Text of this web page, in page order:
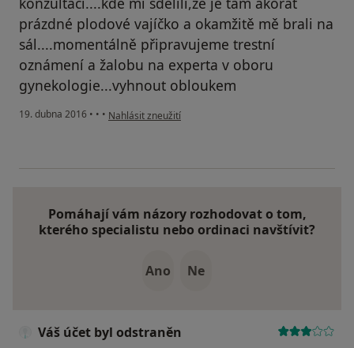
prázdné plodové vajíčko a okamžitě mě brali na
sál....momentálně připravujeme trestní
oznámení a žalobu na experta v oboru
gynekologie...vyhnout obloukem
19. dubna 2016 • • • podle názoru uživatele Váš účet byl odstraněn
Nahlásit zneužití
Pomáhají vám názory rozhodovat o tom,
kterého specialistu nebo ordinaci navštívit?
Ano Ne
Váš účet byl odstraněn